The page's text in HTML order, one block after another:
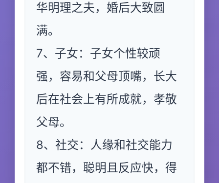
华明理之夫，婚后大致圆
满。
7、子女：子女个性较顽
强，容易和父母顶嘴，长大
后在社会上有所成就，孝敬
父母。
8、社交：人缘和社交能力
都不错，聪明且反应快，得